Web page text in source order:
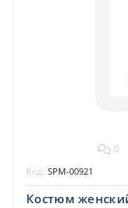
0
Костюм
Код: SPM-00921